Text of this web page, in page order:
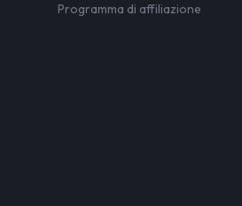
Programma di affiliazione